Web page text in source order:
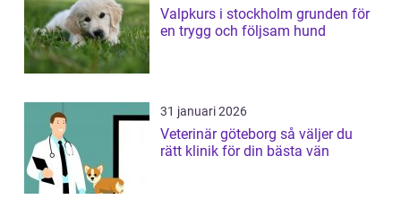
Valpkurs i stockholm grunden för
en trygg och följsam hund
31 januari 2026
Veterinär göteborg så väljer du
rätt klinik för din bästa vän